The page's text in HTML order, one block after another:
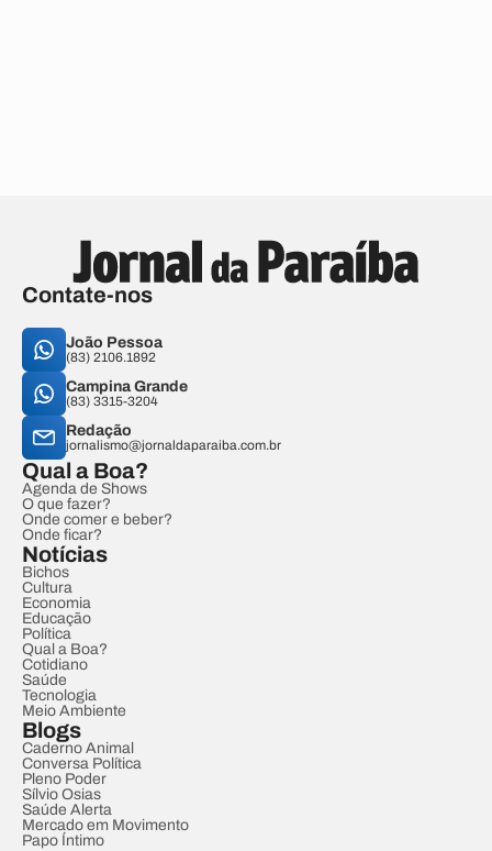
Contate-nos
João Pessoa
(83) 2106.1892
Campina Grande
(83) 3315-3204
Redação
jornalismo@jornaldaparaiba.com.br
Qual a Boa?
Agenda de Shows
O que fazer?
Onde comer e beber?
Onde ficar?
Notícias
Bichos
Cultura
Economia
Educação
Política
Qual a Boa?
Cotidiano
Saúde
Tecnologia
Meio Ambiente
Blogs
Caderno Animal
Conversa Política
Pleno Poder
Sílvio Osias
Saúde Alerta
Mercado em Movimento
Papo Íntimo